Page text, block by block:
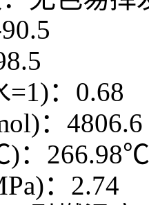
=1)：0.68
：4806.6
：
：2.74